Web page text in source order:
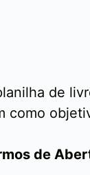
de
como
de